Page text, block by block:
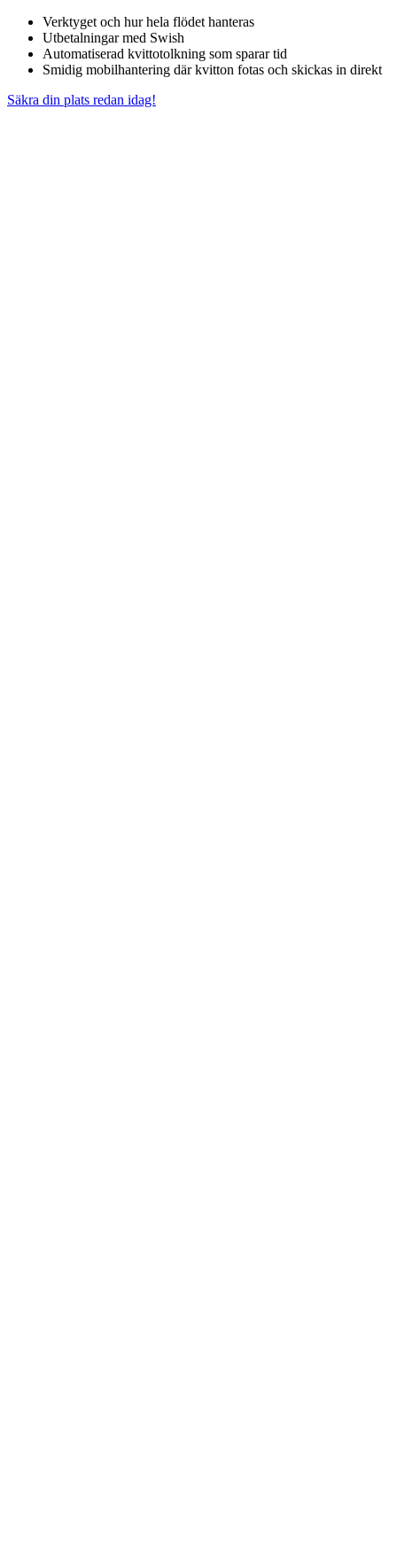
Verktyget och hur hela flödet hanteras
Utbetalningar med Swish
Automatiserad kvittotolkning som sparar tid
Smidig mobilhantering där kvitton fotas och skickas in direkt
Säkra din plats redan idag!